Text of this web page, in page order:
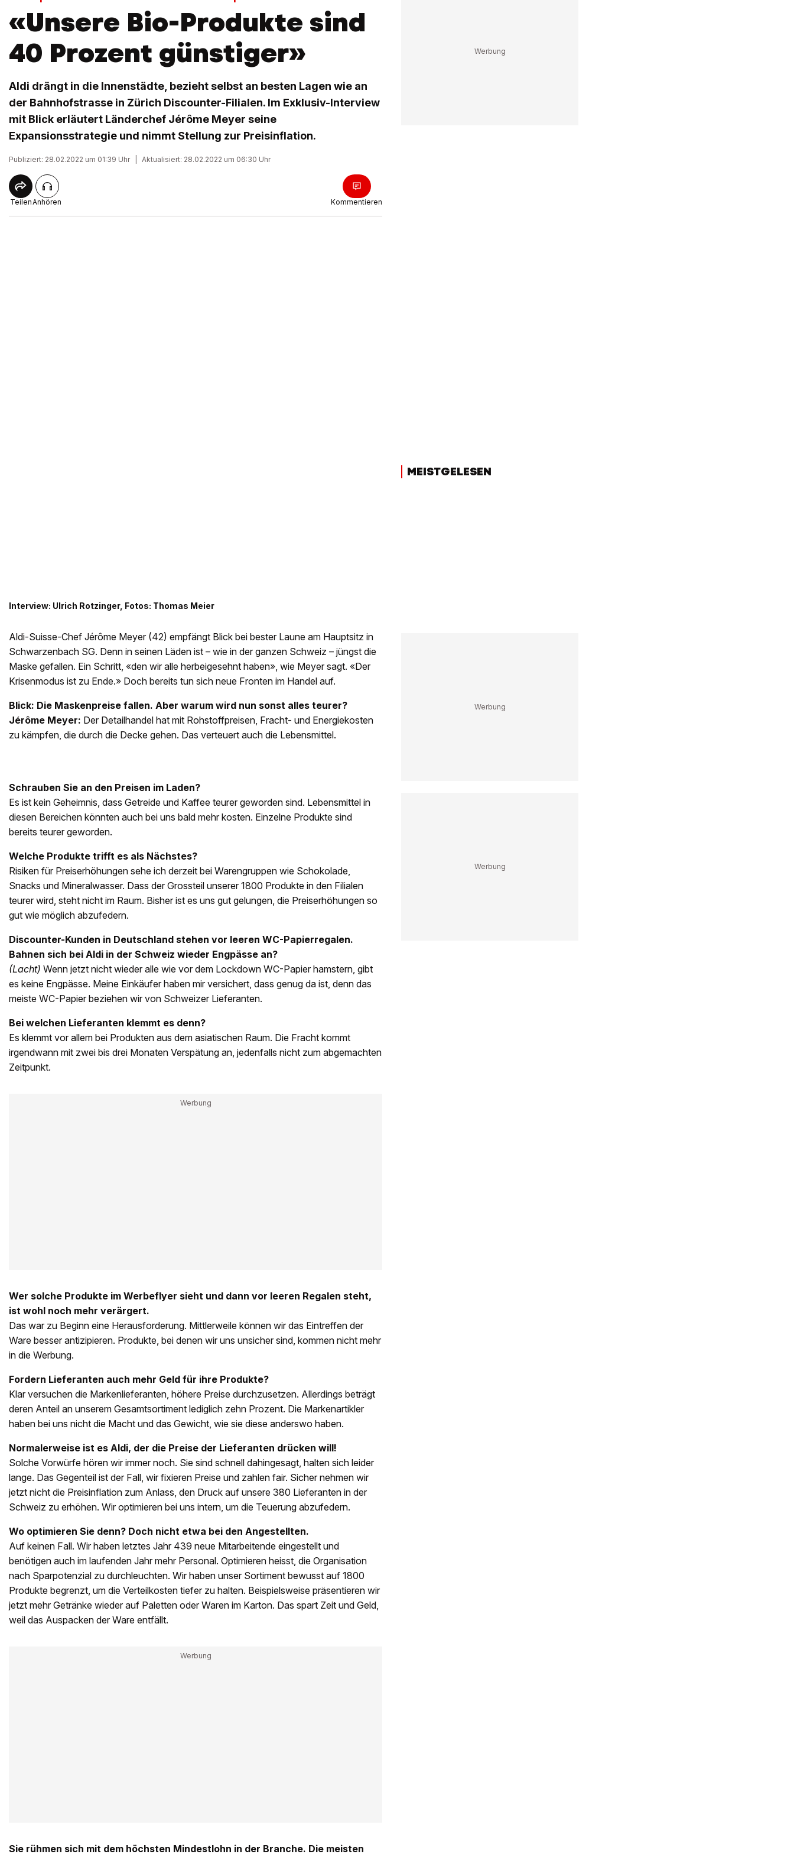
«Unsere Bio-Produkte sind
40 Prozent günstiger»
Aldi drängt in die Innenstädte, bezieht selbst an besten Lagen wie an
der Bahnhofstrasse in Zürich Discounter-Filialen. Im Exklusiv-Interview
mit Blick erläutert Länderchef Jérôme Meyer seine
Expansionsstrategie und nimmt Stellung zur Preisinflation.
Publiziert: 28.02.2022 um 01:39 Uhr Aktualisiert: 28.02.2022 um 06:30 Uhr
TeilenAnhören Kommentieren
Interview: Ulrich Rotzinger, Fotos: Thomas Meier
Aldi-Suisse-Chef Jérôme Meyer (42) empfängt Blick bei bester Laune am Hauptsitz in
Schwarzenbach SG. Denn in seinen Läden ist – wie in der ganzen Schweiz – jüngst die
Maske gefallen. Ein Schritt, «den wir alle herbeigesehnt haben», wie Meyer sagt. «Der
Krisenmodus ist zu Ende.» Doch bereits tun sich neue Fronten im Handel auf.
Blick: Die Maskenpreise fallen. Aber warum wird nun sonst alles teurer?
Jérôme Meyer: Der Detailhandel hat mit Rohstoffpreisen, Fracht- und Energiekosten
zu kämpfen, die durch die Decke gehen. Das verteuert auch die Lebensmittel.
Schrauben Sie an den Preisen im Laden?
Es ist kein Geheimnis, dass Getreide und Kaffee teurer geworden sind. Lebensmittel in
diesen Bereichen könnten auch bei uns bald mehr kosten. Einzelne Produkte sind
bereits teurer geworden.
Welche Produkte trifft es als Nächstes?
Risiken für Preiserhöhungen sehe ich derzeit bei Warengruppen wie Schokolade,
Snacks und Mineralwasser. Dass der Grossteil unserer 1800 Produkte in den Filialen
teurer wird, steht nicht im Raum. Bisher ist es uns gut gelungen, die Preiserhöhungen so
gut wie möglich abzufedern.
Discounter-Kunden in Deutschland stehen vor leeren WC-Papierregalen.
Bahnen sich bei Aldi in der Schweiz wieder Engpässe an?
(Lacht) Wenn jetzt nicht wieder alle wie vor dem Lockdown WC-Papier hamstern, gibt
es keine Engpässe. Meine Einkäufer haben mir versichert, dass genug da ist, denn das
meiste WC-Papier beziehen wir von Schweizer Lieferanten.
Bei welchen Lieferanten klemmt es denn?
Es klemmt vor allem bei Produkten aus dem asiatischen Raum. Die Fracht kommt
irgendwann mit zwei bis drei Monaten Verspätung an, jedenfalls nicht zum abgemachten
Zeitpunkt.
Wer solche Produkte im Werbeflyer sieht und dann vor leeren Regalen steht,
ist wohl noch mehr verärgert.
Das war zu Beginn eine Herausforderung. Mittlerweile können wir das Eintreffen der
Ware besser antizipieren. Produkte, bei denen wir uns unsicher sind, kommen nicht mehr
in die Werbung.
Fordern Lieferanten auch mehr Geld für ihre Produkte?
Klar versuchen die Markenlieferanten, höhere Preise durchzusetzen. Allerdings beträgt
deren Anteil an unserem Gesamtsortiment lediglich zehn Prozent. Die Markenartikler
haben bei uns nicht die Macht und das Gewicht, wie sie diese anderswo haben.
Normalerweise ist es Aldi, der die Preise der Lieferanten drücken will!
Solche Vorwürfe hören wir immer noch. Sie sind schnell dahingesagt, halten sich leider
lange. Das Gegenteil ist der Fall, wir fixieren Preise und zahlen fair. Sicher nehmen wir
jetzt nicht die Preisinflation zum Anlass, den Druck auf unsere 380 Lieferanten in der
Schweiz zu erhöhen. Wir optimieren bei uns intern, um die Teuerung abzufedern.
Wo optimieren Sie denn? Doch nicht etwa bei den Angestellten.
Auf keinen Fall. Wir haben letztes Jahr 439 neue Mitarbeitende eingestellt und
benötigen auch im laufenden Jahr mehr Personal. Optimieren heisst, die Organisation
nach Sparpotenzial zu durchleuchten. Wir haben unser Sortiment bewusst auf 1800
Produkte begrenzt, um die Verteilkosten tiefer zu halten. Beispielsweise präsentieren wir
jetzt mehr Getränke wieder auf Paletten oder Waren im Karton. Das spart Zeit und Geld,
weil das Auspacken der Ware entfällt.
Sie rühmen sich mit dem höchsten Mindestlohn in der Branche. Die meisten
MEISTGELESEN